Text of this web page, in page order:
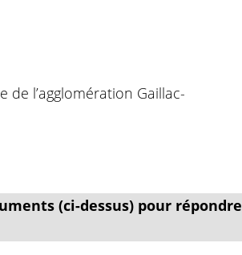
de l’agglomération Gaillac-
(ci-dessus) pour répondre